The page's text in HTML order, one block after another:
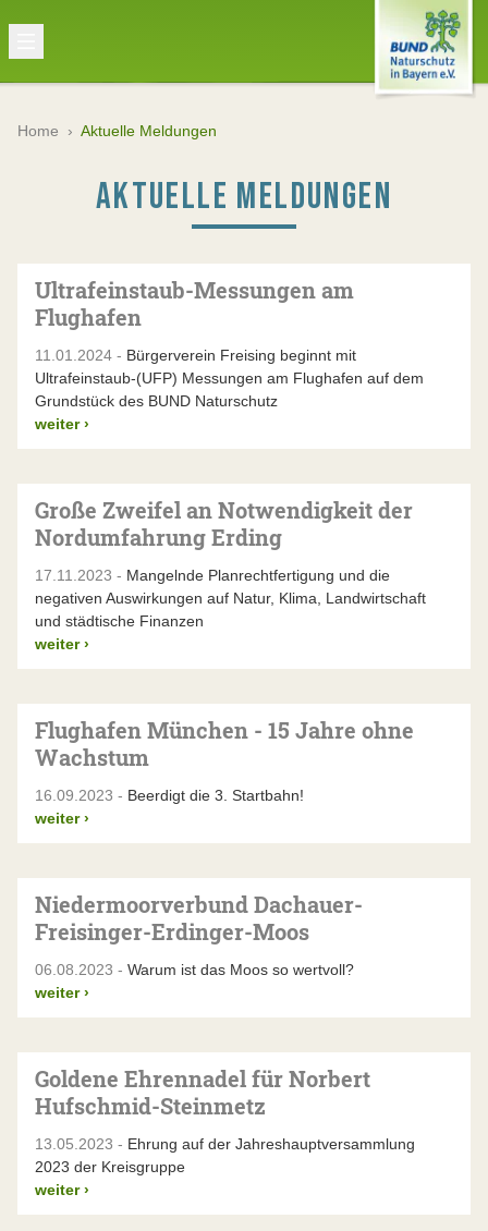
Home › Aktuelle Meldungen
AKTUELLE MELDUNGEN
Ultrafeinstaub-Messungen am
Flughafen
11.01.2024 - Bürgerverein Freising beginnt mit
Ultrafeinstaub-(UFP) Messungen am Flughafen auf dem
Grundstück des BUND Naturschutz
weiter ›
Große Zweifel an Notwendigkeit der
Nordumfahrung Erding
17.11.2023 - Mangelnde Planrechtfertigung und die
negativen Auswirkungen auf Natur, Klima, Landwirtschaft
und städtische Finanzen
weiter ›
Flughafen München - 15 Jahre ohne
Wachstum
16.09.2023 - Beerdigt die 3. Startbahn!
weiter ›
Niedermoorverbund Dachauer-
Freisinger-Erdinger-Moos
06.08.2023 - Warum ist das Moos so wertvoll?
weiter ›
Goldene Ehrennadel für Norbert
Hufschmid-Steinmetz
13.05.2023 - Ehrung auf der Jahreshauptversammlung
2023 der Kreisgruppe
weiter ›